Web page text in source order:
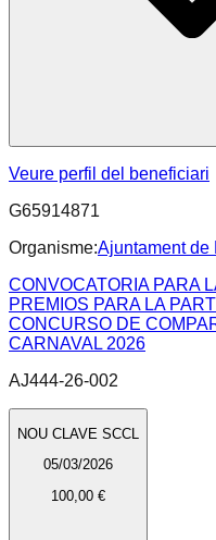
Veure perfil del beneficiari
G65914871
Organisme:Ajuntament de
CONVOCATORIA PARA
PREMIOS PARA LA
CONCURSO DE
CARNAVAL 2026
AJ444-26-002
NOU CLAVE SCCL
05/03/2026
100,00 €